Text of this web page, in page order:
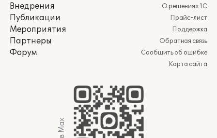
Внедрения
Публикации
Мероприятия
Партнеры
Форум
О решениях 1С
Прайс-лист
Поддержка
Обратная связь
Сообщить об ошибке
Карта сайта